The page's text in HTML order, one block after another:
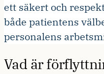
ett säkert och
både patientens
personalens
Vad är